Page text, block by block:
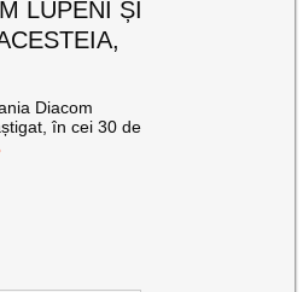
LUPENI ȘI
Diacom
în cei 30 de